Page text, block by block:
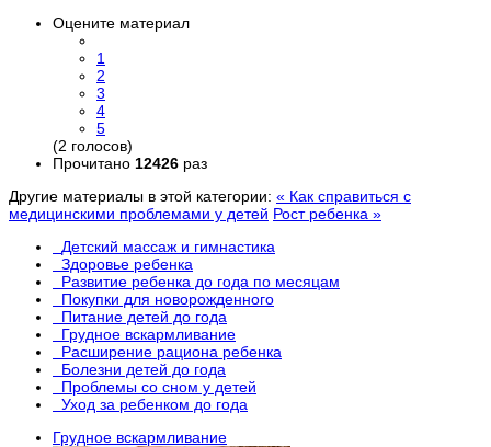
Оцените материал
1
2
3
4
5
(2 голосов)
Прочитано 12426 раз
Другие материалы в этой категории: « Как справиться с
медицинскими проблемами у детей Рост ребенка »
Детский массаж и гимнастика
Здоровье ребенка
Развитие ребенка до года по месяцам
Покупки для новорожденного
Питание детей до года
Грудное вскармливание
Расширение рациона ребенка
Болезни детей до года
Проблемы со сном у детей
Уход за ребенком до года
Грудное вскармливание